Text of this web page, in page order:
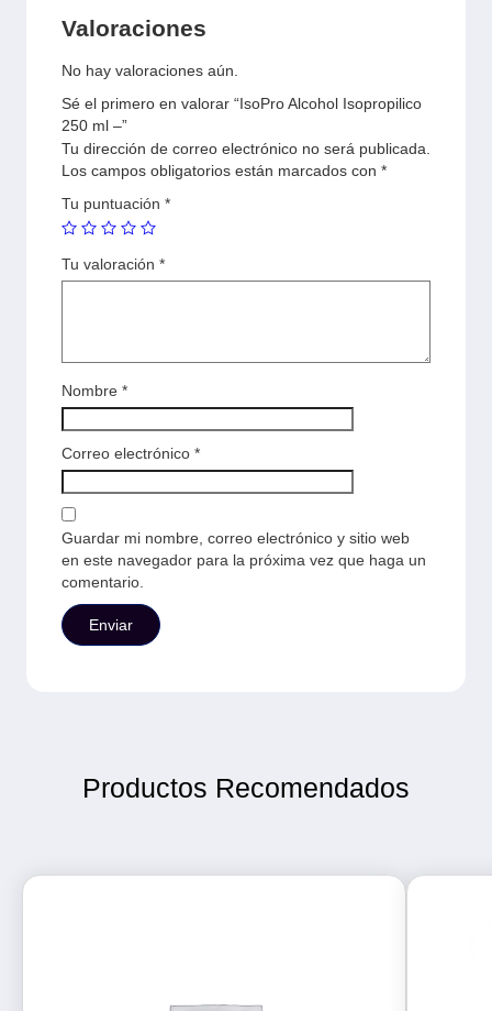
Valoraciones
No hay valoraciones aún.
Sé el primero en valorar “IsoPro Alcohol Isopropilico
250 ml –”
Tu dirección de correo electrónico no será publicada.
Los campos obligatorios están marcados con *
Tu puntuación *
Tu valoración *
Nombre *
Correo electrónico *
Guardar mi nombre, correo electrónico y sitio web
en este navegador para la próxima vez que haga un
comentario.
Productos Recomendados